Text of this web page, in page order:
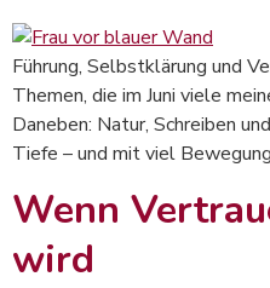
Führung, Selbstklärung und
Themen, die im Juni viele
Daneben: Natur, Schreiben
Tiefe – und mit viel
Wenn
wird